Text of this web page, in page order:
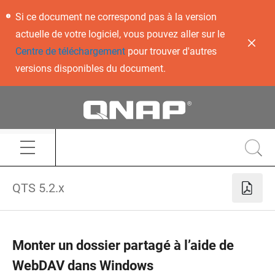
Si ce document ne correspond pas à la version
actuelle de votre logiciel, vous pouvez aller sur le
Centre de téléchargementpour trouver d'autres
versions disponibles du document.
QTS 5.2.x
Monter un dossier partagé à l’aide de
WebDAV dans Windows